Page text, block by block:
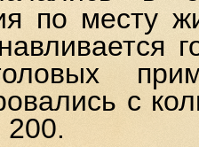
по месту
с
200.